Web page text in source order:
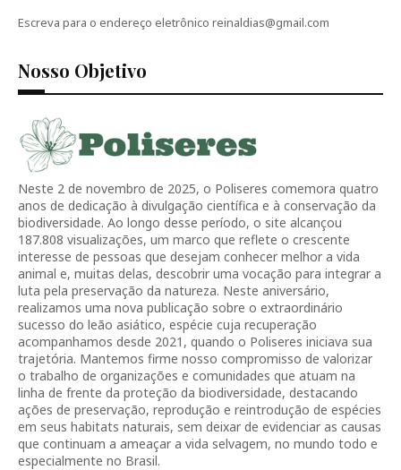
Escreva para o endereço eletrônico reinaldias@gmail.com
Nosso Objetivo
Neste 2 de novembro de 2025, o Poliseres comemora quatro
anos de dedicação à divulgação científica e à conservação da
biodiversidade. Ao longo desse período, o site alcançou
187.808 visualizações, um marco que reflete o crescente
interesse de pessoas que desejam conhecer melhor a vida
animal e, muitas delas, descobrir uma vocação para integrar a
luta pela preservação da natureza. Neste aniversário,
realizamos uma nova publicação sobre o extraordinário
sucesso do leão asiático, espécie cuja recuperação
acompanhamos desde 2021, quando o Poliseres iniciava sua
trajetória. Mantemos firme nosso compromisso de valorizar
o trabalho de organizações e comunidades que atuam na
linha de frente da proteção da biodiversidade, destacando
ações de preservação, reprodução e reintrodução de espécies
em seus habitats naturais, sem deixar de evidenciar as causas
que continuam a ameaçar a vida selvagem, no mundo todo e
especialmente no Brasil.